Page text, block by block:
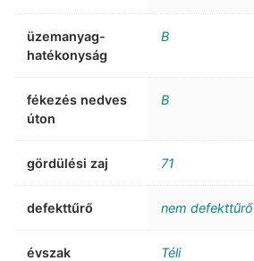
üzemanyag-
hatékonyság
B
fékezés nedves
úton
B
gördülési zaj 71
defekttűrő nem defekttűrő
évszak Téli